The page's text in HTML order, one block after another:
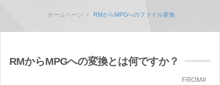
ホームページ RMからMPGへのファイル変換
RMからMPGへの変換とは何ですか？
FROM#